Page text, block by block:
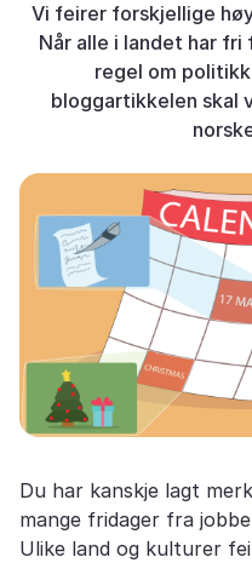
Vi feirer forskjellige
Når alle i landet har
regel om
bloggartikkelen skal
Du har kanskje lagt
mange fridager fra
Ulike land og kulturer